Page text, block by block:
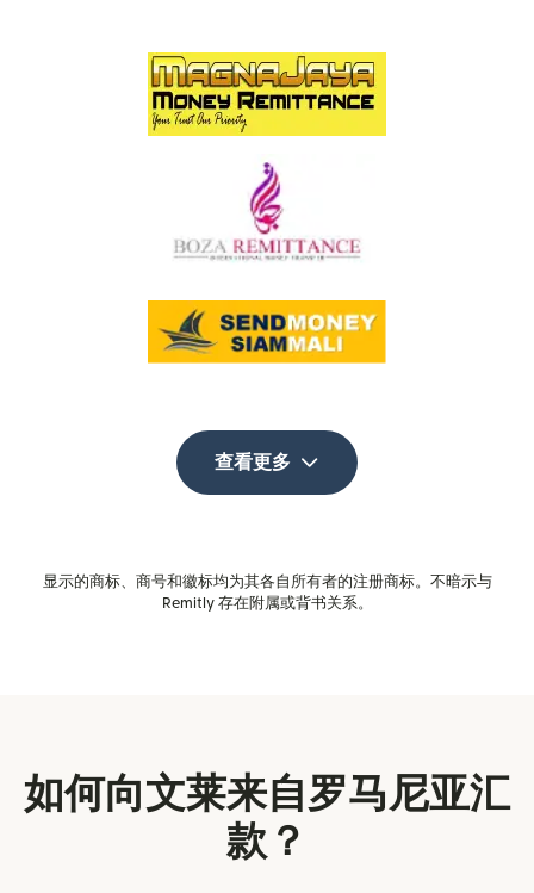
查看更多
显示的商标、商号和徽标均为其各自所有者的注册商标。不暗示与
Remitly 存在附属或背书关系。
如何向文莱来自罗马尼亚汇
款？